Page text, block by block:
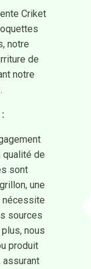
Criket
notre
de
notre
de
sont
une
nécessite
sources
nous
produit
assurant